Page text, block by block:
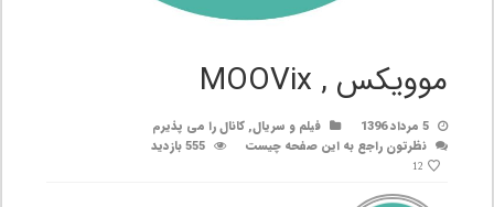
موویکس , MOOVix
5 مرداد 1396 فیلم و سریال,کانال را می پذیرم
نظرتون راجع به این صفحه چیست
555 بازدید
12